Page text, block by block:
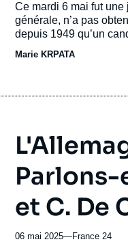
journal,
revue
ou
émission
Accroche
Ce mardi 6 mai fut
générale, n’a pas
depuis 1949 qu’un
Marie KRPATA
Parlons-
et C. De
06 mai 2025—Nom
France 24